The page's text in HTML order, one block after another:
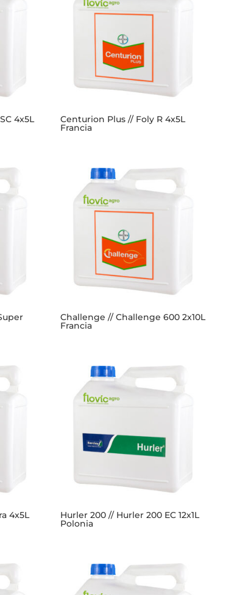
4x5L Centurion Plus // Foly R 4x5L
Francia
Challenge // Challenge 600 2x10L
Francia
4x5L Hurler 200 // Hurler 200 EC 12x1L
Polonia